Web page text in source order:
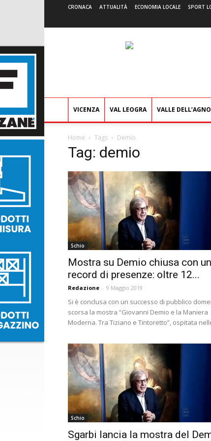
CRONACA ATTUALITÀ ECONOMIA LOCALE SPORT
VICENZA VAL LEOGRA VALLE DELL’AGNO
Home Tags Demio
Tag: demio
Schio
Mostra su Demio chiusa con un
record di presenze: oltre 12...
Redazione - 9 Maggio 2019
Si è conclusa con un successo di pubblico
scorsa la mostra “Giovanni Demio e la Maniera
Moderna. Tra Tiziano e Tintoretto”, ospitata
Schio
Sgarbi lancia la mostra del